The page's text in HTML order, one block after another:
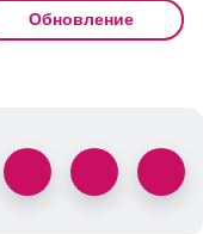
Обновление